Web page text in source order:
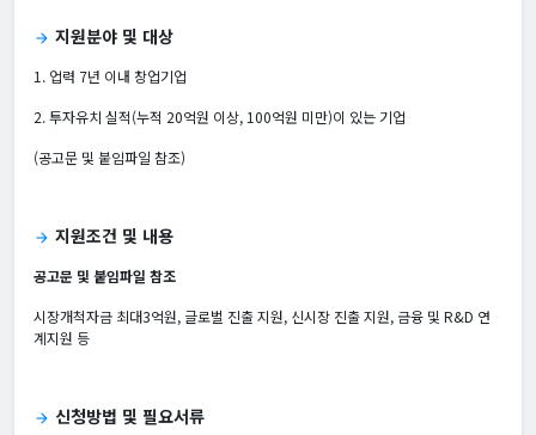
arrow_forward 지원분야 및 대상
1. 업력 7년 이내 창업기업
2. 투자유치 실적(누적 20억원 이상, 100억원 미만)이 있는 기업
(공고문 및 붙임파일 참조)
arrow_forward 지원조건 및 내용
공고문 및 붙임파일 참조
시장개척자금 최대3억원, 글로벌 진출 지원, 신시장 진출 지원, 금융 및 R&D 연
계지원 등
arrow_forward 신청방법 및 필요서류